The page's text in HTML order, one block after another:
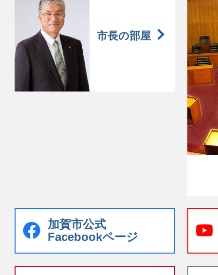
市長の部屋
加賀市公式
Facebookページ